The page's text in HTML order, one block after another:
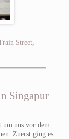
Street,
Singapur
um uns vor dem
Zuerst ging es